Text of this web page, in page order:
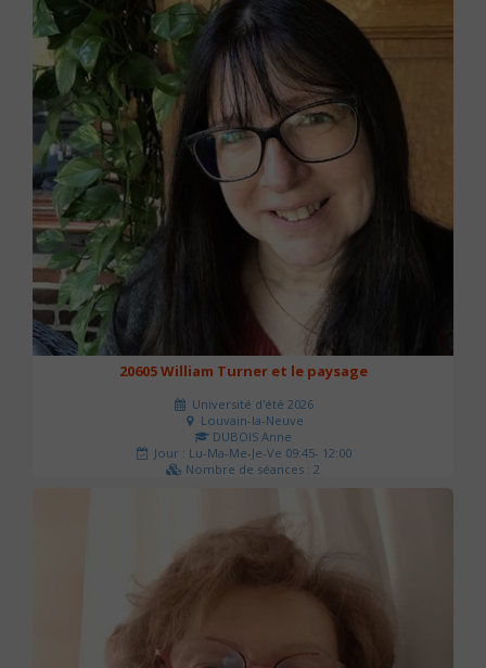
20605 William Turner et le paysage
Université d'été 2026
Louvain-la-Neuve
DUBOIS Anne
Jour : Lu-Ma-Me-Je-Ve 09:45- 12:00
Nombre de séances : 2